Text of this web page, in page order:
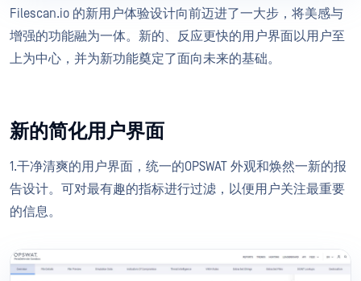
Filescan.io 的新用户体验设计向前迈进了一大步，将美感与
增强的功能融为一体。新的、反应更快的用户界面以用户至
上为中心，并为新功能奠定了面向未来的基础。
新的简化用户界面
1.干净清爽的用户界面，统一的OPSWAT 外观和焕然一新的报
告设计。可对最有趣的指标进行过滤，以便用户关注最重要
的信息。